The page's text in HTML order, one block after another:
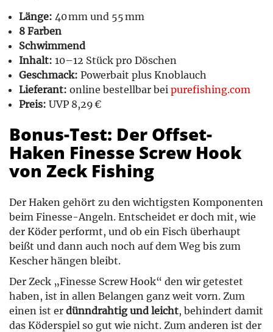
Länge: 40 mm und 55 mm
8 Farben
Schwimmend
Inhalt: 10–12 Stück pro Döschen
Geschmack: Powerbait plus Knoblauch
Lieferant: online bestellbar bei purefishing.com
Preis: UVP 8,29 €
Bonus-Test: Der Offset-
Haken Finesse Screw Hook
von Zeck Fishing
Der Haken gehört zu den wichtigsten Komponenten
beim Finesse-Angeln. Entscheidet er doch mit, wie
der Köder performt, und ob ein Fisch überhaupt
beißt und dann auch noch auf dem Weg bis zum
Kescher hängen bleibt.
Der Zeck „Finesse Screw Hook“ den wir getestet
haben, ist in allen Belangen ganz weit vorn. Zum
einen ist er dünndrahtig und leicht, behindert damit
das Köderspiel so gut wie nicht. Zum anderen ist der